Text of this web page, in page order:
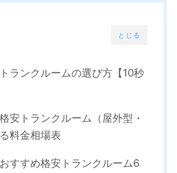
とじる
ランクルームの選び方【10秒
安トランクルーム（屋外型・
料金相場表
すすめ格安トランクルーム6